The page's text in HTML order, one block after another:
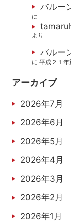
バルー
に
より
バルー
に平成２１年
アーカイブ
2026年7月
2026年6月
2026年5月
2026年4月
2026年3月
2026年2月
2026年1月